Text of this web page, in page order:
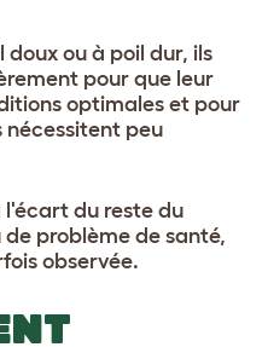
ou à poil dur, ils
pour que leur
optimales et pour
nécessitent peu
l'écart du reste du
problème de santé,
observée.